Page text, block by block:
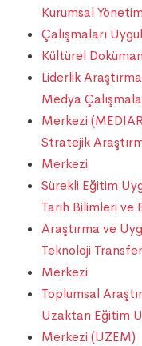
Kurumsal
Çalışmaları
Kültürel
Liderlik
Medya
Merkezi
Stratejik
Merkezi
Sürekli Eğitim
Tarih Bilimleri ve
Araştırma ve
Teknoloji
Merkezi
Toplumsal
Uzaktan Eğitim
Merkezi (UZEM)